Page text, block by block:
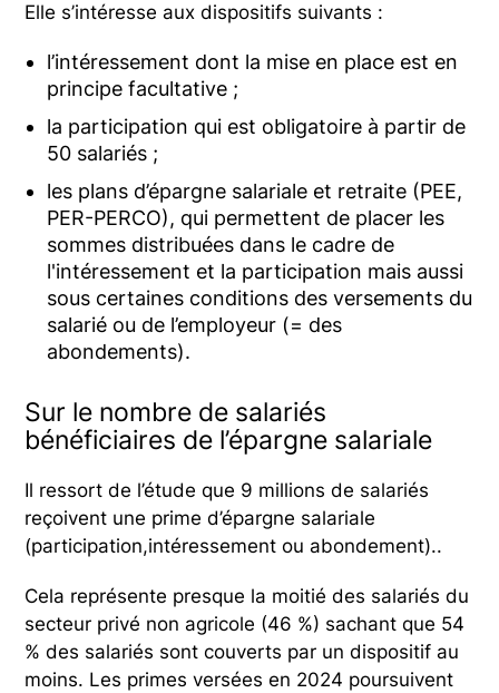
Elle s’intéresse aux dispositifs suivants :
l’intéressement dont la mise en place est en
principe facultative ;
la participation qui est obligatoire à partir de
50 salariés ;
les plans d’épargne salariale et retraite (PEE,
PER-PERCO), qui permettent de placer les
sommes distribuées dans le cadre de
l'intéressement et la participation mais aussi
sous certaines conditions des versements du
salarié ou de l’employeur (= des
abondements).
Sur le nombre de salariés
bénéficiaires de l’épargne salariale
Il ressort de l’étude que 9 millions de salariés
reçoivent une prime d’épargne salariale
(participation,intéressement ou abondement)..
Cela représente presque la moitié des salariés du
secteur privé non agricole (46 %) sachant que 54
% des salariés sont couverts par un dispositif au
moins. Les primes versées en 2024 poursuivent